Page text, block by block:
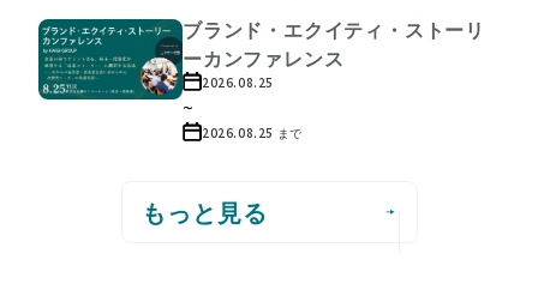
ブランド・エクイティ・ストーリ
ーカンファレンス
2026.08.25
~
2026.08.25 まで
もっと見る